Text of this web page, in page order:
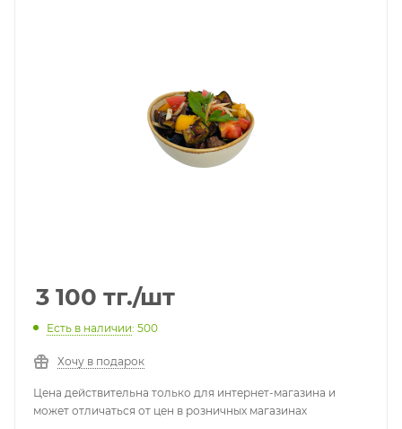
3 100 тг./шт
Есть в наличии: 500
Хочу в подарок
Цена действительна только для интернет-магазина и
может отличаться от цен в розничных магазинах